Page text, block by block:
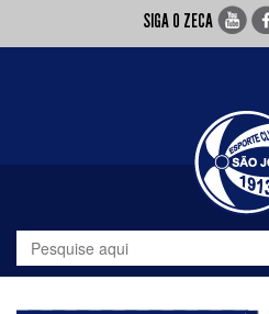
SIGA O ZECA